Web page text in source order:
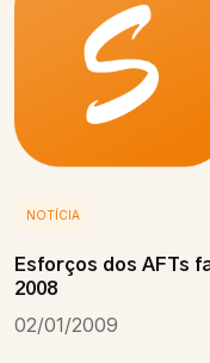
NOTÍCIA
Esforços dos AFTs
2008
02/01/2009